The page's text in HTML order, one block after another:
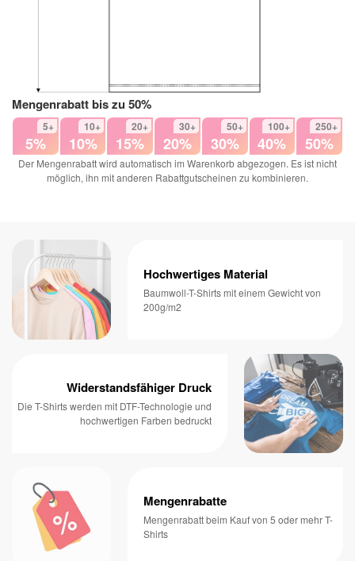
Mengenrabatt bis zu 50%
5+
5%
10+
10%
20+
15%
30+
20%
50+
30%
100+
40%
250+
50%
Der Mengenrabatt wird automatisch im Warenkorb abgezogen. Es ist nicht
möglich, ihn mit anderen Rabattgutscheinen zu kombinieren.
Hochwertiges Material
Baumwoll-T-Shirts mit einem Gewicht von
200g/m2
Widerstandsfähiger Druck
Die T-Shirts werden mit DTF-Technologie und
hochwertigen Farben bedruckt
Mengenrabatte
Mengenrabatt beim Kauf von 5 oder mehr T-
Shirts